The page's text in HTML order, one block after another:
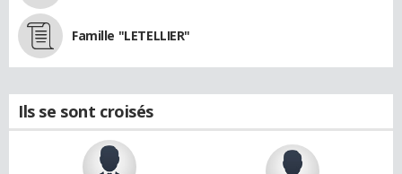
Famille "LETELLIER"
Ils se sont croisés